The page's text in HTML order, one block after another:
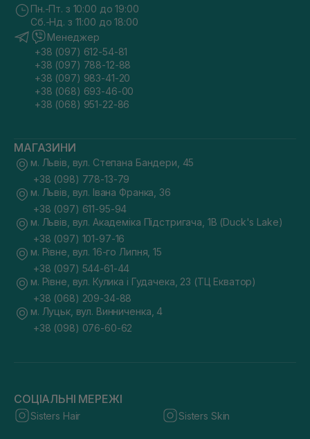
Пн.-Пт. з 10:00 до 19:00
Сб.-Нд. з 11:00 до 18:00
Менеджер
+38 (097) 612-54-81
+38 (097) 788-12-88
+38 (097) 983-41-20
+38 (068) 693-46-00
+38 (068) 951-22-86
МАГАЗИНИ
м. Львів, вул. Степана Бандери, 45
+38 (098) 778-13-79
м. Львів, вул. Івана Франка, 36
+38 (097) 611-95-94
м. Львів, вул. Академіка Підстригача, 1В (Duck's Lake)
+38 (097) 101-97-16
м. Рівне, вул. 16-го Липня, 15
+38 (097) 544-61-44
м. Рівне, вул. Кулика і Гудачека, 23 (ТЦ Екватор)
+38 (068) 209-34-88
м. Луцьк, вул. Винниченка, 4
+38 (098) 076-60-62
СОЦІАЛЬНІ МЕРЕЖІ
Sisters Hair Sisters Skin